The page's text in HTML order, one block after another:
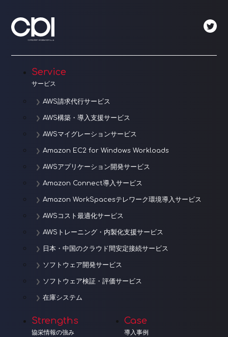
Service
サービス
AWS請求代行サービス
AWS構築・導入支援サービス
AWSマイグレーションサービス
Amazon EC2 for Windows Workloads
AWSアプリケーション開発サービス
Amazon Connect導入サービス
Amazon WorkSpacesテレワーク環境導入サービス
AWSコスト最適化サービス
AWSトレーニング・内製化支援サービス
日本・中国のクラウド間安定接続サービス
ソフトウェア開発サービス
ソフトウェア検証・評価サービス
在庫システム
Strengths
協栄情報の強み
Case
導入事例